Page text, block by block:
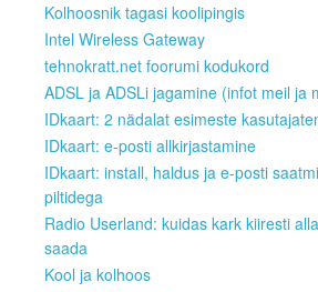
Kolhoosnik tagasi koolipingis
Intel Wireless Gateway
tehnokratt.net foorumi kodukord
ADSL ja ADSLi jagamine (infot meil ja
IDkaart: 2 nädalat esimeste
IDkaart: e-posti allkirjastamine
IDkaart: install, haldus ja e-posti
piltidega
Radio Userland: kuidas kark kiiresti alla
saada
Kool ja kolhoos